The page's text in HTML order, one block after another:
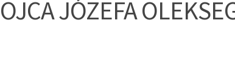
JÓZEFA